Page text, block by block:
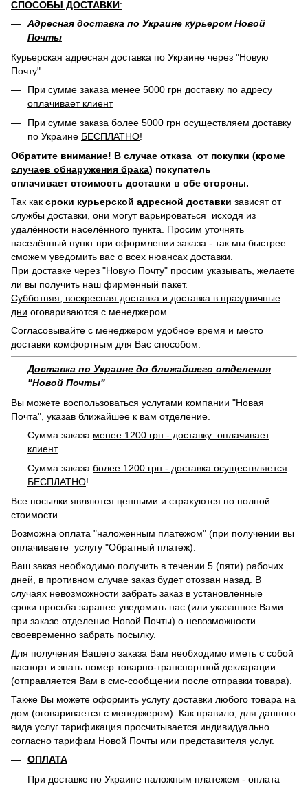
СПОСОБЫ ДОСТАВКИ:
Адресная доставка по Украине курьером Новой
Почты
Курьерская адресная доставка по Украине через "Новую
Почту"
При сумме заказа менее 5000 грн доставку по адресу
оплачивает клиент
При сумме заказа более 5000 грн осуществляем доставку
по Украине БЕСПЛАТНО!
Обратите внимание! В случае отказа от покупки (кроме
случаев обнаружения брака) покупатель
оплачивает стоимость доставки в обе стороны.
Так как сроки курьерской адресной доставки зависят от
службы доставки, они могут варьироваться исходя из
удалённости населённого пункта. Просим уточнять
населённый пункт при оформлении заказа - так мы быстрее
сможем уведомить вас о всех нюансах доставки.
При доставке через "Новую Почту" просим указывать, желаете
ли вы получить наш фирменный пакет.
Субботняя, воскресная доставка и доставка в праздничные
дни оговариваются с менеджером.
Согласовывайте с менеджером удобное время и место
доставки комфортным для Вас способом.
Доставка по Украине до ближайшего отделения
"Новой Почты"
Вы можете воспользоваться услугами компании "Новая
Почта", указав ближайшее к вам отделение.
Сумма заказа менее 1200 грн - доставку оплачивает
клиент
Сумма заказа более 1200 грн - доставка осуществляется
БЕСПЛАТНО!
Все посылки являются ценными и страхуются по полной
стоимости.
Возможна оплата "наложенным платежом" (при получении вы
оплачиваете услугу "Обратный платеж).
Ваш заказ необходимо получить в течении 5 (пяти) рабочих
дней, в противном случае заказ будет отозван назад. В
случаях невозможности забрать заказ в установленные
сроки просьба заранее уведомить нас (или указанное Вами
при заказе отделение Новой Почты) о невозможности
своевременно забрать посылку.
Для получения Вашего заказа Вам необходимо иметь с собой
паспорт и знать номер товарно-транспортной декларации
(отправляется Вам в смс-сообщении после отправки товара).
Также Вы можете оформить услугу доставки любого товара на
дом (оговаривается с менеджером). Как правило, для данного
вида услуг тарификация просчитывается индивидуально
согласно тарифам Новой Почты или представителя услуг.
ОПЛАТА
При доставке по Украине наложным платежем - оплата